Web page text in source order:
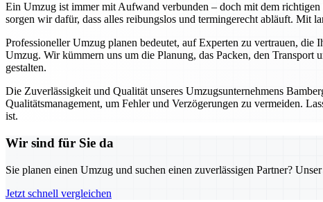
Ein Umzug ist immer mit Aufwand verbunden – doch mit dem richtigen
sorgen wir dafür, dass alles reibungslos und termingerecht abläuft. Mit
Professioneller Umzug planen bedeutet, auf Experten zu vertrauen,
Umzug. Wir kümmern uns um die Planung, das Packen, den
gestalten.
Die Zuverlässigkeit und Qualität unseres Umzugsunternehmens
Qualitätsmanagement, um Fehler und Verzögerungen zu vermeiden.
ist.
Wir sind für Sie da
Sie planen einen Umzug und suchen einen zuverlässigen Partner?
Jetzt schnell vergleichen